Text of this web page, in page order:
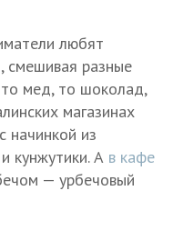
любят
смешивая разные
мед, то шоколад,
магазинах
начинкой из
кунжутики. А в кафе
— урбечовый